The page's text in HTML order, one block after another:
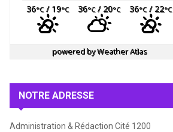
36°C/ 19°C 36°C/ 20°C 36°C/ 22°C
powered byWeather Atlas
NOTRE ADRESSE
Administration & Rédaction Cité 1200